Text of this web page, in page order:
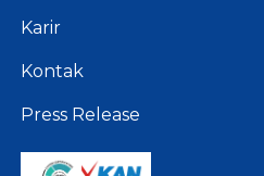
Karir
Kontak
Press Release